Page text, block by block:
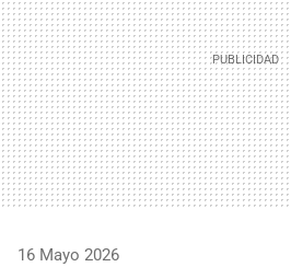
16 Mayo 2026